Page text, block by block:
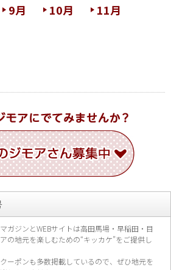
9月 10月
11月
ガジンとWEBサイトは高田馬場・早稲田・目
の地元を楽しむための“キッカケ”をご提供し
ーポンも多数掲載しているので、 ぜひ地元を